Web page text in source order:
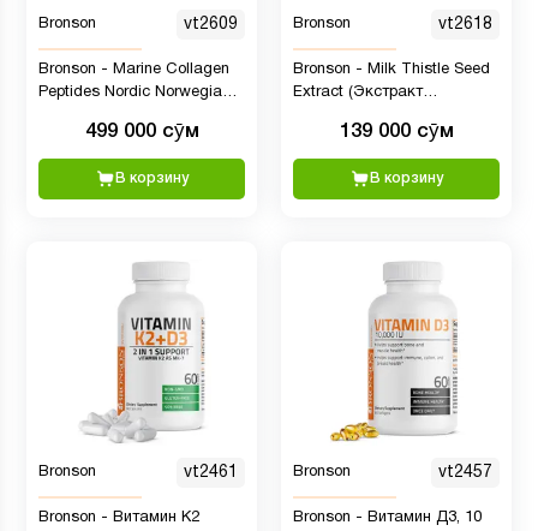
Bronson vt2609
Bronson - Marine Collagen
Peptides Nordic Norwegian
499 000 сӯм
В корзину
Bronson vt2618
Bronson - Milk Thistle Seed
Extract (Экстракт
139 000 сӯм
В корзину
Bronson vt2461
Bronson - Витамин К2
Bronson vt2457
Bronson - Витамин Д3, 10